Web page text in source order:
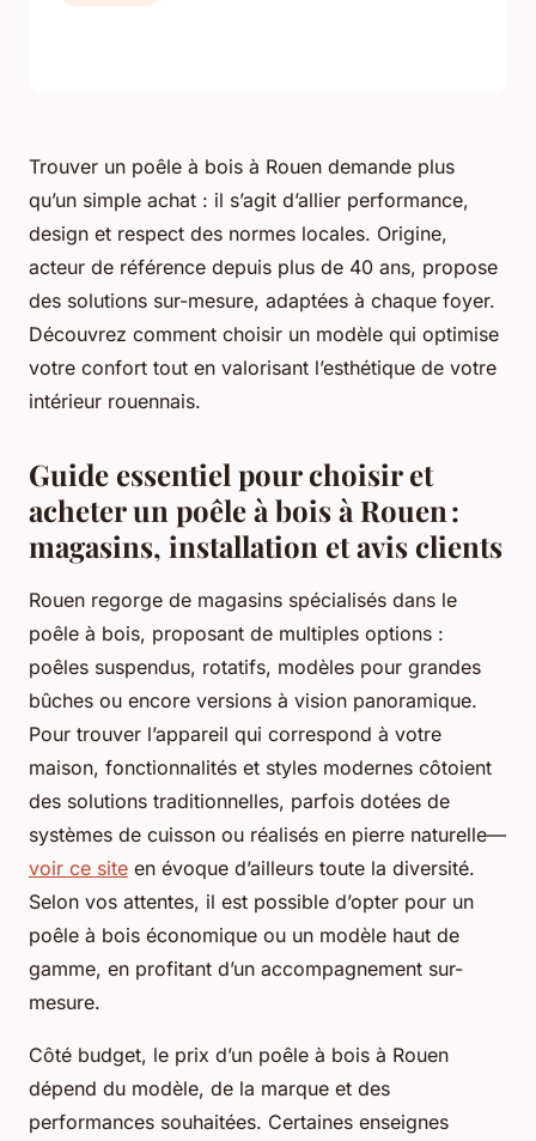
Trouver un poêle à bois à Rouen demande plus
qu’un simple achat : il s’agit d’allier performance,
design et respect des normes locales. Origine,
acteur de référence depuis plus de 40 ans, propose
des solutions sur-mesure, adaptées à chaque foyer.
Découvrez comment choisir un modèle qui optimise
votre confort tout en valorisant l’esthétique de votre
intérieur rouennais.
Guide essentiel pour choisir et
acheter un poêle à bois à Rouen :
magasins, installation et avis clients
Rouen regorge de magasins spécialisés dans le
poêle à bois, proposant de multiples options :
poêles suspendus, rotatifs, modèles pour grandes
bûches ou encore versions à vision panoramique.
Pour trouver l’appareil qui correspond à votre
maison, fonctionnalités et styles modernes côtoient
des solutions traditionnelles, parfois dotées de
systèmes de cuisson ou réalisés en pierre naturelle—
voir ce site en évoque d’ailleurs toute la diversité.
Selon vos attentes, il est possible d’opter pour un
poêle à bois économique ou un modèle haut de
gamme, en profitant d’un accompagnement sur-
mesure.
Côté budget, le prix d’un poêle à bois à Rouen
dépend du modèle, de la marque et des
performances souhaitées. Certaines enseignes